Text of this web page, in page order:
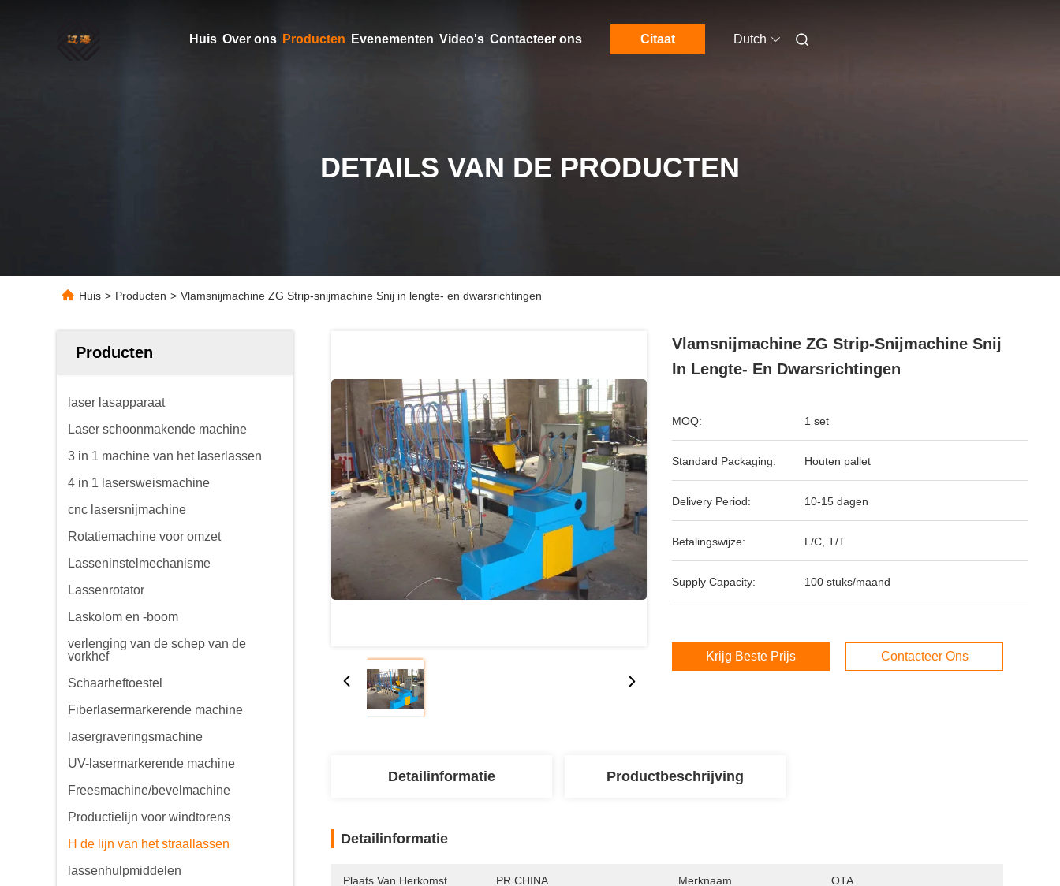
Huis Over ons Producten Evenementen Video's Contacteer ons Citaat Dutch
DETAILS VAN DE PRODUCTEN
Huis > Producten > Vlamsnijmachine ZG Strip-snijmachine Snij in lengte- en dwarsrichtingen
Producten
laser lasapparaat
Laser schoonmakende machine
3 in 1 machine van het laserlassen
4 in 1 lasersweismachine
cnc lasersnijmachine
Rotatiemachine voor omzet
Lasseninstelmechanisme
Lassenrotator
Laskolom en -boom
verlenging van de schep van de
vorkhef
Schaarheftoestel
Fiberlasermarkerende machine
lasergraveringsmachine
UV-lasermarkerende machine
Freesmachine/bevelmachine
Productielijn voor windtorens
H de lijn van het straallassen
lassenhulpmiddelen
Vlamsnijmachine ZG Strip-Snijmachine Snij
In Lengte- En Dwarsrichtingen
MOQ: 1 set
Standard Packaging: Houten pallet
Delivery Period: 10-15 dagen
Betalingswijze: L/C, T/T
Supply Capacity: 100 stuks/maand
Krijg Beste Prijs Contacteer Ons
Detailinformatie Productbeschrijving
Detailinformatie
Plaats Van Herkomst PR.CHINA Merknaam OTA